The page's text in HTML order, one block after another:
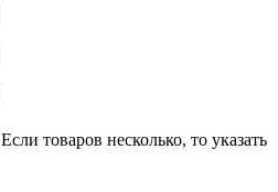
Если товаров несколько, то указать